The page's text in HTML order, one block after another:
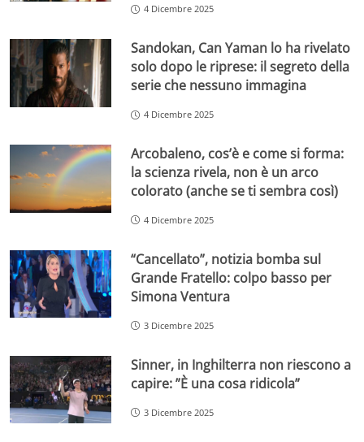
4 Dicembre 2025
Sandokan, Can Yaman lo ha rivelato
solo dopo le riprese: il segreto della
serie che nessuno immagina
4 Dicembre 2025
Arcobaleno, cos’è e come si forma:
la scienza rivela, non è un arco
colorato (anche se ti sembra così)
4 Dicembre 2025
“Cancellato”, notizia bomba sul
Grande Fratello: colpo basso per
Simona Ventura
3 Dicembre 2025
Sinner, in Inghilterra non riescono a
capire: ”È una cosa ridicola”
3 Dicembre 2025